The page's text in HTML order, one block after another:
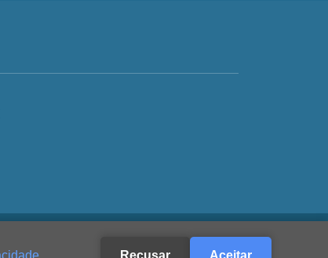
Recusar Aceitar